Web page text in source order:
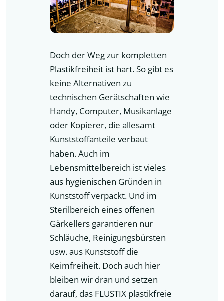
Doch der Weg zur kompletten
Plastikfreiheit ist hart. So gibt es
keine Alternativen zu
technischen Gerätschaften wie
Handy, Computer, Musikanlage
oder Kopierer, die allesamt
Kunststoffanteile verbaut
haben. Auch im
Lebensmittelbereich ist vieles
aus hygienischen Gründen in
Kunststoff verpackt. Und im
Sterilbereich eines offenen
Gärkellers garantieren nur
Schläuche, Reinigungsbürsten
usw. aus Kunststoff die
Keimfreiheit. Doch auch hier
bleiben wir dran und setzen
darauf, das FLUSTIX plastikfreie